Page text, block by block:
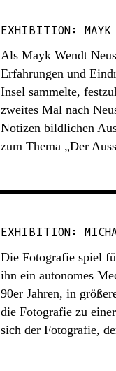
EXHIBITION: MAYK
Als Mayk Wendt
Erfahrungen und
Insel sammelte,
zweites Mal nach
Notizen bildlichen
zum Thema „Der
EXHIBITION:
Die Fotografie spiel
ihn ein autonomes
90er Jahren, in
die Fotografie zu
sich der Fotografie,